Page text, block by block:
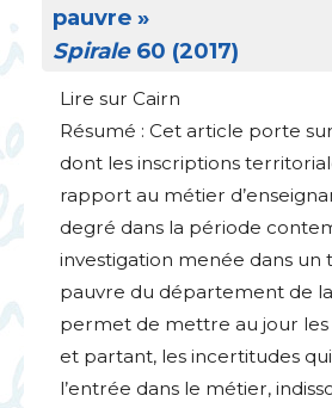
pauvre »
Spirale60 (2017)
Lire sur Cairn
Résumé : Cet article porte
dont les inscriptions
rapport au métier
degré dans la période
investigation menée dans un
pauvre du département de
permet de mettre au jour
et partant, les incertitudes
l’entrée dans le métier,